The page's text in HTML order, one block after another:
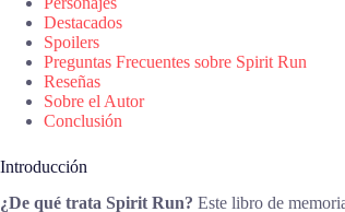
Destacados
Spoilers
Preguntas Frecuentes sobre Spirit Run
Reseñas
Sobre el Autor
Conclusión
Introducción
¿De qué trata Spirit Run? Este libro de